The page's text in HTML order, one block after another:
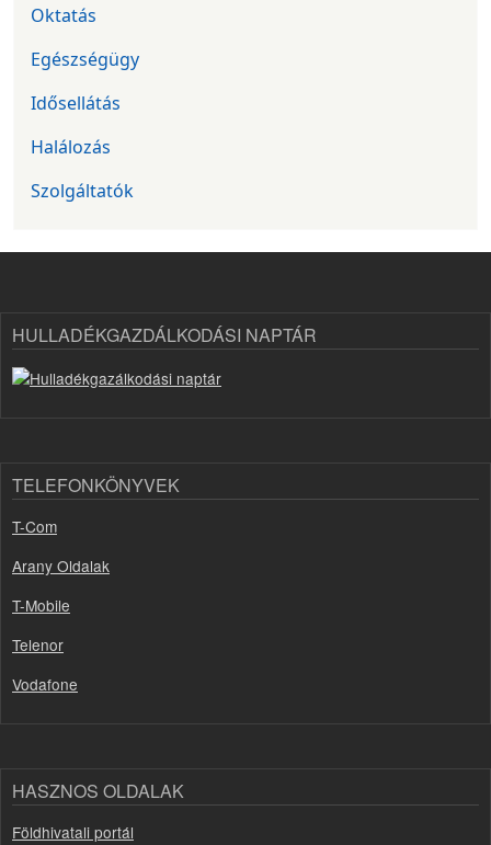
Oktatás
Egészségügy
Idősellátás
Halálozás
Szolgáltatók
HULLADÉKGAZDÁLKODÁSI NAPTÁR
TELEFONKÖNYVEK
T-Com
Arany Oldalak
T-Mobile
Telenor
Vodafone
HASZNOS OLDALAK
Földhivatali portál